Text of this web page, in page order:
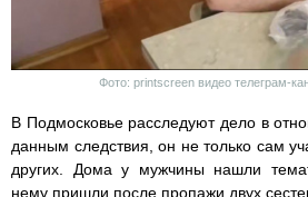
Фото: printscreen видео телеграм-
В Подмосковье расследуют дело в
данным следствия, он не только сам
других. Дома у мужчины нашли
нему пришли после пропажи двух